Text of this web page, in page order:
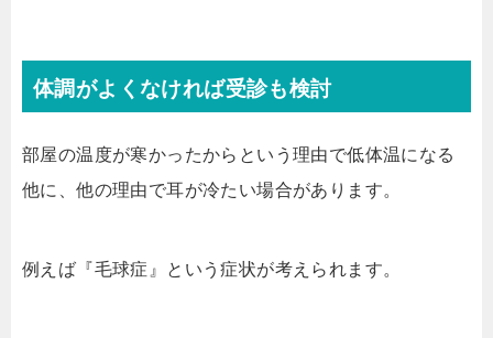
体調がよくなければ受診も検討
部屋の温度が寒かったからという理由で低体温になる
他に、他の理由で耳が冷たい場合があります。
例えば『毛球症』という症状が考えられます。